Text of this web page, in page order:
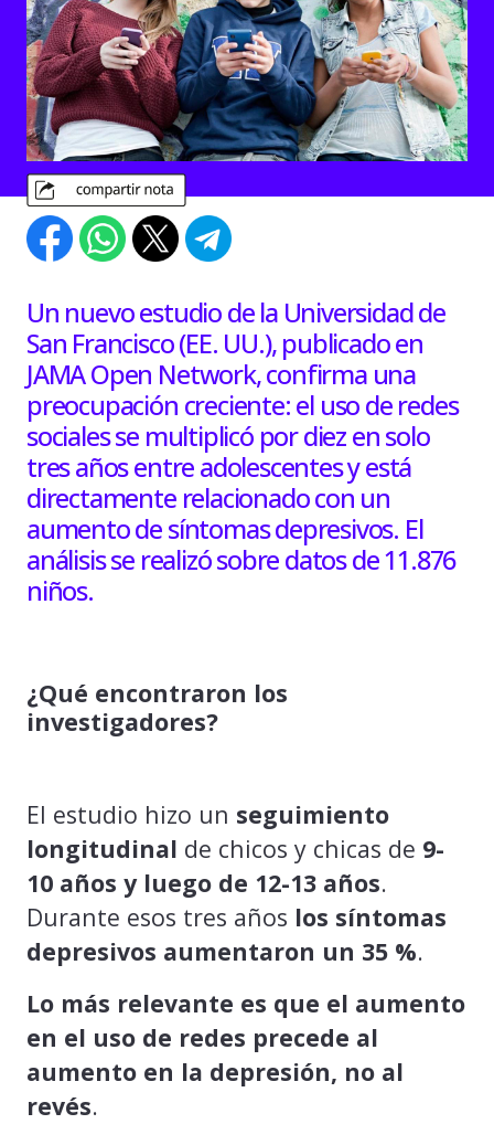
Un nuevo estudio de la Universidad de
San Francisco (EE. UU.), publicado en
JAMA Open Network, confirma una
preocupación creciente: el uso de redes
sociales se multiplicó por diez en solo
tres años entre adolescentes y está
directamente relacionado con un
aumento de síntomas depresivos. El
análisis se realizó sobre datos de 11.876
niños.
¿Qué encontraron los
investigadores?
El estudio hizo un seguimiento
longitudinal de chicos y chicas de 9-
10 años y luego de 12-13 años.
Durante esos tres años los síntomas
depresivos aumentaron un 35 %.
Lo más relevante es que el aumento
en el uso de redes precede al
aumento en la depresión, no al
revés.